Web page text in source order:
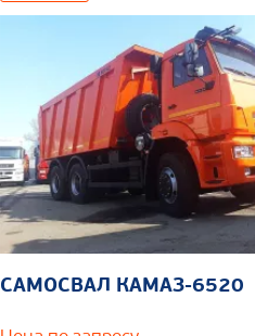
САМОСВАЛ КАМАЗ-6520